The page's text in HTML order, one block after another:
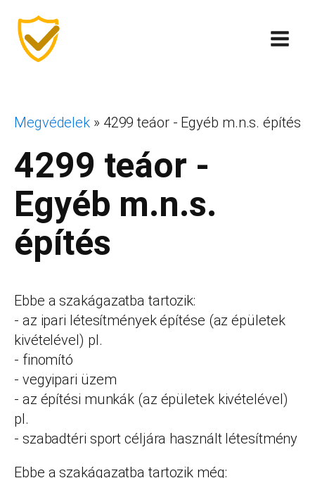
Megvédelek » 4299 teáor - Egyéb m.n.s. építés
4299 teáor -
Egyéb m.n.s.
építés
Ebbe a szakágazatba tartozik:
- az ipari létesítmények építése (az épületek
kivételével) pl.
- finomító
- vegyipari üzem
- az építési munkák (az épületek kivételével)
pl.
- szabadtéri sport céljára használt létesítmény
Ebbe a szakágazatba tartozik még: